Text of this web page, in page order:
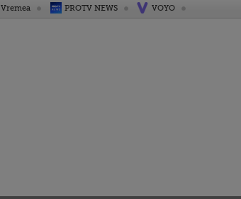
Vremea PROTV NEWS VOYO